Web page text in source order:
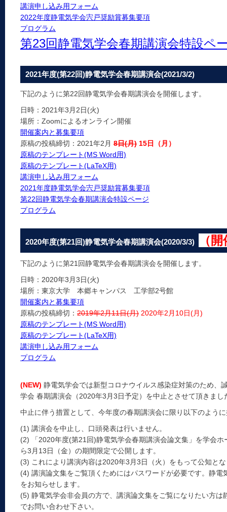
講演申し込み用フォーム
2022年度静電気学会宍戸奨励賞募集要項
プログラム
第23回静電気学会春期講演会特設ペ
2021年度(第22回)静電気学会春期講演会(2021/3/2)
下記のように第22回静電気学会春期講演会を開催します。
日時：2021年3月2日(火)
場所：Zoomによるオンライン開催
開催案内と募集要項
原稿の投稿締切：2021年2月 8日(月) 15日（月）
原稿のテンプレート(MS Word用)
原稿のテンプレート(LaTeX用)
講演申し込み用フォーム
2021年度静電気学会宍戸奨励賞募集要項
第22回静電気学会春期講演会特設ページ
プログラム
2020年度(第21回)静電気学会春期講演会(2020/3/3) （
下記のように第21回静電気学会春期講演会を開催します。
日時：2020年3月3日(火)
場所：東京大学 本郷キャンパス 工学部2号館
開催案内と募集要項
原稿の投稿締切： 2019年2月11日(月) 2020年2月10日(月)
原稿のテンプレート(MS Word用)
原稿のテンプレート(LaTeX用)
講演申し込み用フォーム
プログラム
(NEW) 静電気学会では新型コロナウイルス感染症対策のため、
学会 春期講演会（2020年3月3日予定）を中止とさせて頂きまし
中止に伴う措置として、今年度の春期講演会に限り以下のよう
(1) 講演会を中止し、口頭発表は行いません。
(2) 「2020年度(第21回)静電気学会春期講演会論文集」を学会
ら3月13日（金）の期間限定で公開します。
(3) これにより講演内容は2020年3月3日（火）をもって公知と
(4) 講演論文集をご覧頂くためにはパスワードが必要です。静
をお知らせします。
(5) 静電気学会非会員の方で、講演論文集をご覧になりたい方
でお問い合わせ下さい。